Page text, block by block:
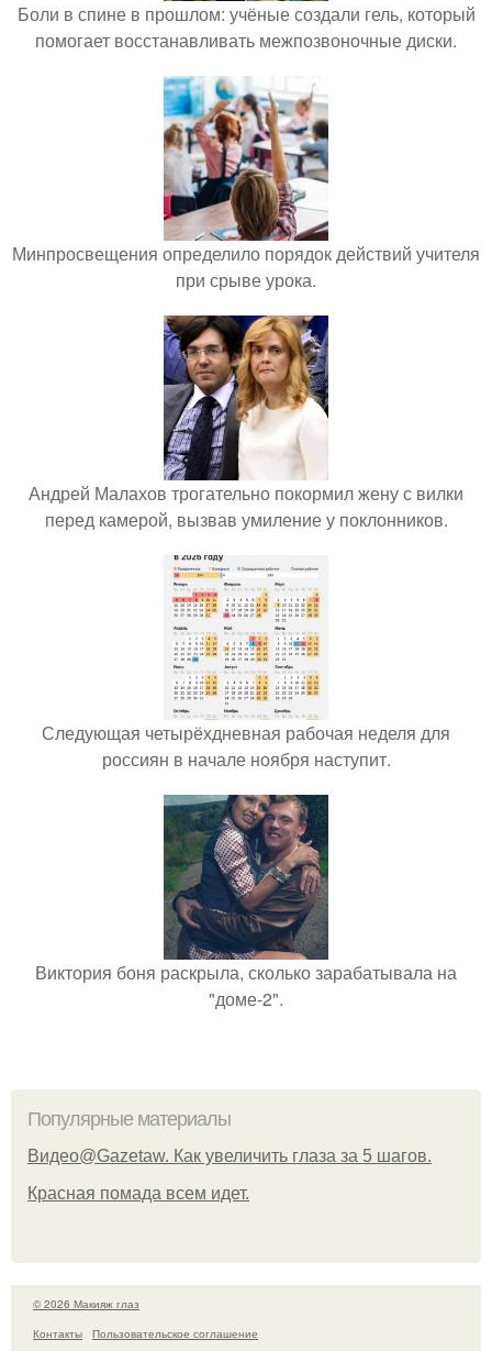
Боли в спине в прошлом: учёные создали гель, который
помогает восстанавливать межпозвоночные диски.
Минпросвещения определило порядок действий учителя
при срыве урока.
Андрей Малахов трогательно покормил жену с вилки
перед камерой, вызвав умиление у поклонников.
Следующая четырёхдневная рабочая неделя для
россиян в начале ноября наступит.
Виктория боня раскрыла, сколько зарабатывала на
"доме-2".
Популярные материалы
Видео@Gazetaw. Как увеличить глаза за 5 шагов.
Красная помада всем идет.
© 2026 Макияж глаз
Контакты
Пользовательское соглашение